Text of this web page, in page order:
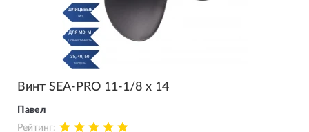
Винт SEA-PRO 11-1/8 х 14
Павел
Рейтинг: